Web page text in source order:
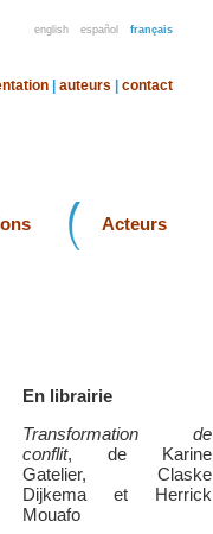
english español français
auteurs contact
Acteurs
En librairie
Transformation de
conflit, de Karine
Gatelier, Claske
Dijkema et Herrick
Mouafo